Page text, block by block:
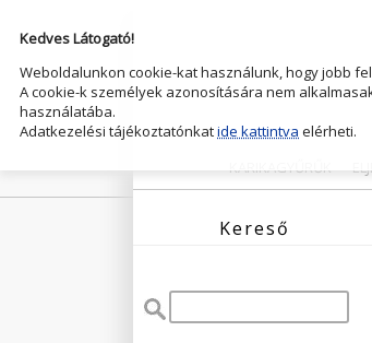
KARIKAGYŰRŰK
Kereső
Kedves Látogató!
Weboldalunkon cookie-kat használunk, hogy jobb
A cookie-k személyek azonosítására nem
használatába.
Adatkezelési tájékoztatónkatide kattintva elérheti.